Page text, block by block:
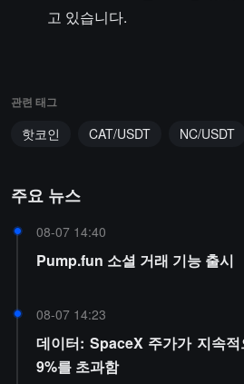
고 있습니다.
관련 태그
핫코인 CAT/USDT NC/USDT
주요 뉴스
08-07 14:40
Pump.fun 소셜 거래 기능 출시
08-07 14:23
데이터: SpaceX 주가가 지속
9%를 초과함